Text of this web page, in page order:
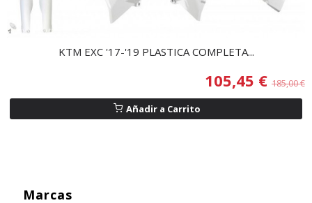
Marcas
KTM EXC '17-'19 PLASTICA COMPLETA...
105,45 € 185,00 €
Añadir a Carrito